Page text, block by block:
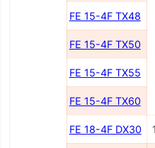
FE 15-4F TX48
FE 15-4F TX50
FE 15-4F TX55
FE 15-4F TX60
FE 18-4F DX30